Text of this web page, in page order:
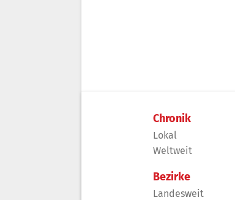
Chronik
Lokal
Weltweit
Bezirke
Landesweit